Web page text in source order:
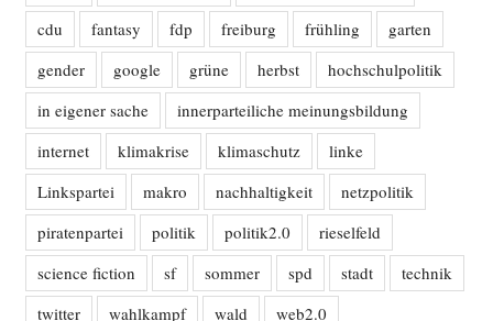
cdu
fantasy fdp freiburg frühling
garten
gender
google grüne herbst
hochschulpolitik
in eigener sache
innerparteiliche meinungsbildung
internet
klimakrise klimaschutz
linke
Linkspartei
makro nachhaltigkeit
netzpolitik
piratenpartei
politik politik2.0
rieselfeld
science fiction
sf sommer spd stadt
technik
twitter
wahlkampf wald web2.0